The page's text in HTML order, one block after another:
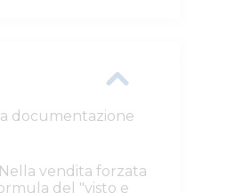
documentazione
vendita forzata
del "visto e